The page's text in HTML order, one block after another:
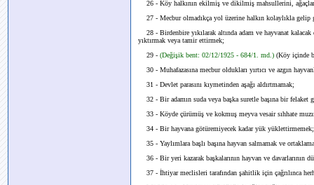
26 - Köy halkının ekilmiş ve dikilmiş mahsullerini,
27 - Mecbur olmadıkça yol üzerine halkın kolaylıkla gelip
28 - Birdenbire yıkılarak altında adam ve hayvanat kalacak
yıktırmak veya tamir ettirmek;
29 - (Değişik bent: 02/12/1925 - 684/1. md.) (Köy içinde
30 - Muhafazasına mecbur oldukları yırtıcı ve azgın
31 - Devlet parasını kıymetinden aşağı aldırtmamak;
32 - Bir adamın suda veya başka suretle başına bir felaket
33 - Köyde çürümüş ve kokmuş meyva vesair sıhhate
34 - Bir hayvana götüremiyecek kadar yük yüklettirmemek;
35 - Yaylımlara başlı başına hayvan salmamak ve
36 - Bir yeri kazarak başkalarının hayvan ve davarlarının
37 - İhtiyar meclisleri tarafından şahitlik için çağrılınca